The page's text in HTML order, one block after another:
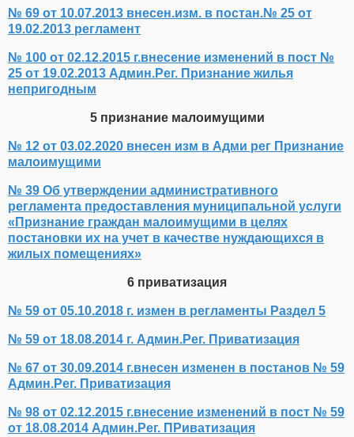
№ 69 от 10.07.2013 внесен.изм. в постан.№ 25 от
19.02.2013 регламент
№ 100 от 02.12.2015 г.внесение изменений в пост №
25 от 19.02.2013 Админ.Рег. Признание жилья
непригодным
5 признание малоимущими
№ 12 от 03.02.2020 внесен изм в Адми рег Признание
малоимущими
№ 39 Об утверждении административного
регламента предоставления муниципальной услуги
«Признание граждан малоимущими в целях
постановки их на учет в качестве нуждающихся в
жилых помещениях»
6 приватизация
№ 59 от 05.10.2018 г. измен в регламенты Раздел 5
№ 59 от 18.08.2014 г. Админ.Рег. Приватизация
№ 67 от 30.09.2014 г.внесен изменен в постанов № 59
Админ.Рег. Приватизация
№ 98 от 02.12.2015 г.внесение изменений в пост № 59
от 18.08.2014 Админ.Рег. ПРиватизация